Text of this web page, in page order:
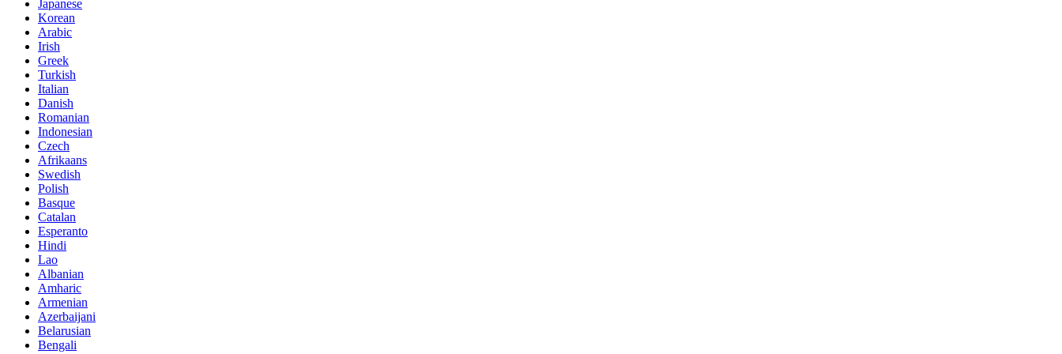
Japanese
Korean
Arabic
Irish
Greek
Turkish
Italian
Danish
Romanian
Indonesian
Czech
Afrikaans
Swedish
Polish
Basque
Catalan
Esperanto
Hindi
Lao
Albanian
Amharic
Armenian
Azerbaijani
Belarusian
Bengali